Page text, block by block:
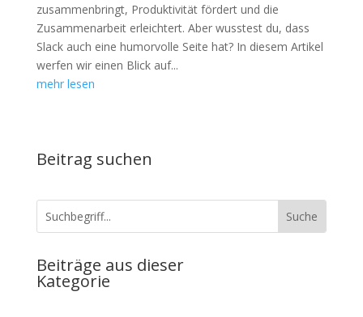
zusammenbringt, Produktivität fördert und die
Zusammenarbeit erleichtert. Aber wusstest du, dass
Slack auch eine humorvolle Seite hat? In diesem Artikel
werfen wir einen Blick auf...
mehr lesen
Beitrag suchen
Beiträge aus dieser
Kategorie